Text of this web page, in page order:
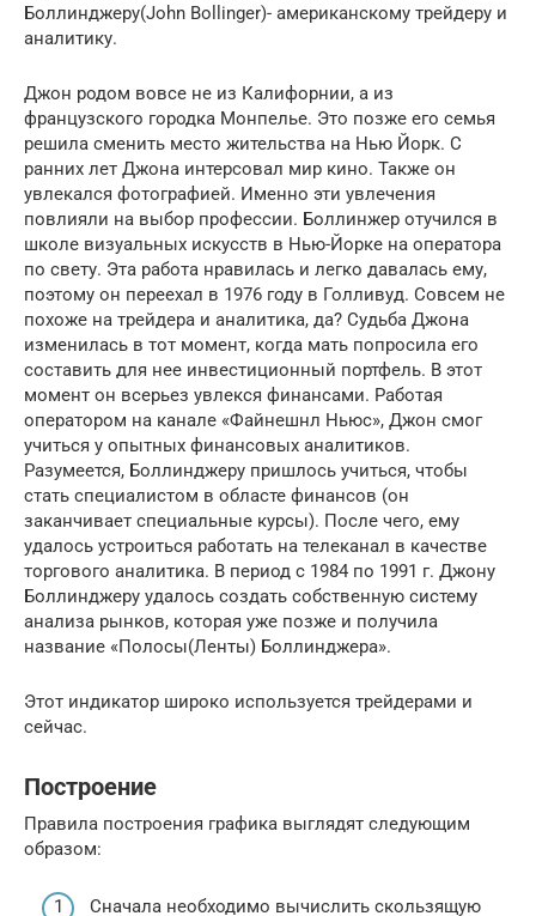
Боллинджеру(John Bollinger)- американскому трейдеру и
аналитику.
Джон родом вовсе не из Калифорнии, а из
французского городка Монпелье. Это позже его семья
решила сменить место жительства на Нью Йорк. С
ранних лет Джона интерсовал мир кино. Также он
увлекался фотографией. Именно эти увлечения
повлияли на выбор профессии. Боллинжер отучился в
школе визуальных искусств в Нью-Йорке на оператора
по свету. Эта работа нравилась и легко давалась ему,
поэтому он переехал в 1976 году в Голливуд. Совсем не
похоже на трейдера и аналитика, да? Судьба Джона
изменилась в тот момент, когда мать попросила его
составить для нее инвестиционный портфель. В этот
момент он всерьез увлекся финансами. Работая
оператором на канале «Файнешнл Ньюс», Джон смог
учиться у опытных финансовых аналитиков.
Разумеется, Боллинджеру пришлось учиться, чтобы
стать специалистом в областе финансов (он
заканчивает специальные курсы). После чего, ему
удалось устроиться работать на телеканал в качестве
торгового аналитика. В период с 1984 по 1991 г. Джону
Боллинджеру удалось создать собственную систему
анализа рынков, которая уже позже и получила
название «Полосы(Ленты) Боллинджера».
Этот индикатор широко используется трейдерами и
сейчас.
Построение
Правила построения графика выглядят следующим
образом:
Сначала необходимо вычислить скользящую